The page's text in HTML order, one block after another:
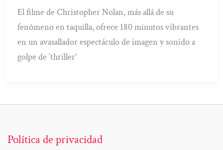
El filme de Christopher Nolan, más allá de su
fenómeno en taquilla, ofrece 180 minutos vibrantes
en un avasallador espectáculo de imagen y sonido a
golpe de ‘thriller’
Política de privacidad